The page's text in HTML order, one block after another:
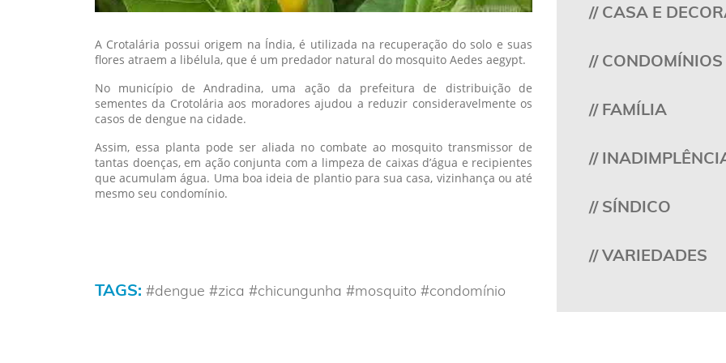
A Crotalária possui origem na Índia, é utilizada na recuperação do solo e suas
flores atraem a libélula, que é um predador natural do mosquito Aedes aegypt.
No município de Andradina, uma ação da prefeitura de distribuição de
sementes da Crotolária aos moradores ajudou a reduzir consideravelmente os
casos de dengue na cidade.
Assim, essa planta pode ser aliada no combate ao mosquito transmissor de
tantas doenças, em ação conjunta com a limpeza de caixas d’água e recipientes
que acumulam água. Uma boa ideia de plantio para sua casa, vizinhança ou até
mesmo seu condomínio.
TAGS: #dengue #zica #chicungunha #mosquito #condomínio
// CASA E
// CONDOMÍNIOS
// FAMÍLIA
//
// SÍNDICO
// VARIEDADES